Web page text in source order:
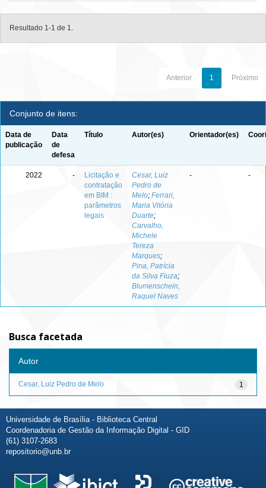
Resultado 1-1 de 1.
Anterior 1 Próximo
Conjunto de itens:
Data de
publicação
Data
de
defesa
Título Autor(es) Orientador(es)
2022 -
Licitação e
contratação
em BIM :
parâmetros
legais
Cesar, Luiz
Pedro de
Melo; Ferrari,
Maria Vitória
Duarte;
Carvalho,
Michele
Tereza
Marques;
Pina, Patrícia
da Silva Fiuza;
Blumenschein,
Raquel Naves
- -
Busca facetada
Autor
1
Cesar, Luiz Pedro de Melo
Universidade de Brasília - Biblioteca Central
Coordenadoria de Gestão da Informação Digital - GID
(61) 3107-2683
repositorio@unb.br